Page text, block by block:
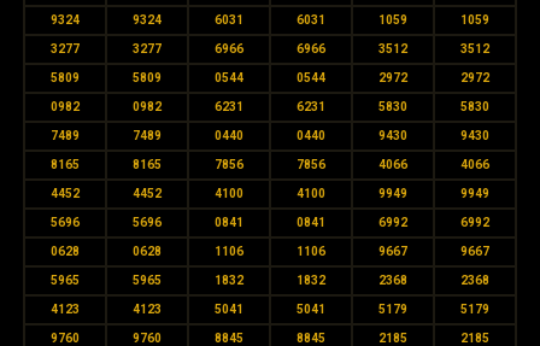
9324 9324 6031 6031 1059 1059
3277 3277 6966 6966 3512 3512
5809 5809 0544 0544 2972 2972
0982 0982 6231 6231 5830 5830
7489 7489 0440 0440 9430 9430
8165 8165 7856 7856 4066 4066
4452 4452 4100 4100 9949 9949
5696 5696 0841 0841 6992 6992
0628 0628 1106 1106 9667 9667
5965 5965 1832 1832 2368 2368
4123 4123 5041 5041 5179 5179
9760 9760 8845 8845 2185 2185